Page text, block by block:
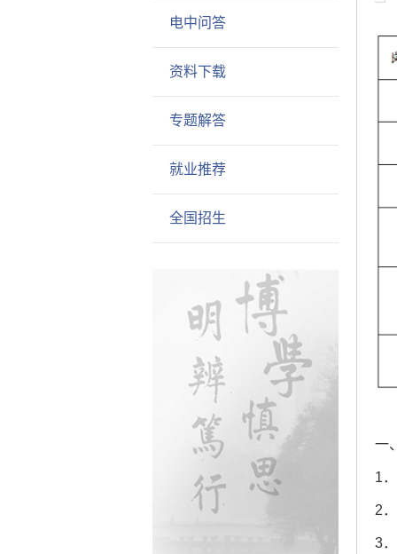
电中问答
资料下载
专题解答
就业推荐
全国招生
一
1
2
3